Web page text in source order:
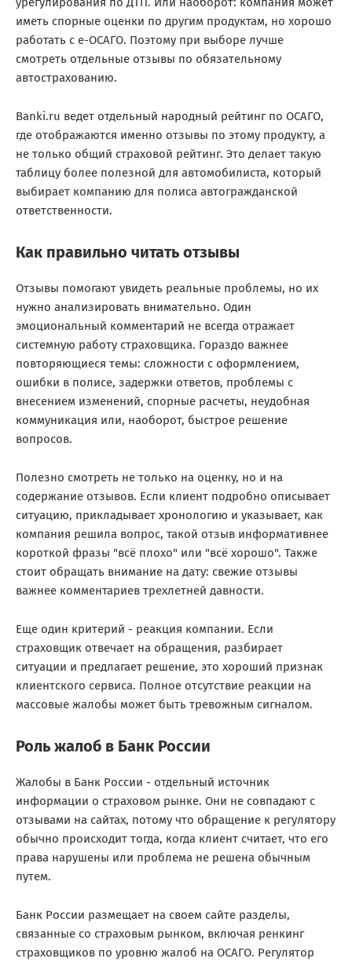
иметь спорные оценки по другим продуктам, но хорошо
работать с е-ОСАГО. Поэтому при выборе лучше
смотреть отдельные отзывы по обязательному
автострахованию.
Banki.ru ведет отдельный народный рейтинг по ОСАГО,
где отображаются именно отзывы по этому продукту, а
не только общий страховой рейтинг. Это делает такую
таблицу более полезной для автомобилиста, который
выбирает компанию для полиса автогражданской
ответственности.
Как правильно читать отзывы
Отзывы помогают увидеть реальные проблемы, но их
нужно анализировать внимательно. Один
эмоциональный комментарий не всегда отражает
системную работу страховщика. Гораздо важнее
повторяющиеся темы: сложности с оформлением,
ошибки в полисе, задержки ответов, проблемы с
внесением изменений, спорные расчеты, неудобная
коммуникация или, наоборот, быстрое решение
вопросов.
Полезно смотреть не только на оценку, но и на
содержание отзывов. Если клиент подробно описывает
ситуацию, прикладывает хронологию и указывает, как
компания решила вопрос, такой отзыв информативнее
короткой фразы "всё плохо" или "всё хорошо". Также
стоит обращать внимание на дату: свежие отзывы
важнее комментариев трехлетней давности.
Еще один критерий - реакция компании. Если
страховщик отвечает на обращения, разбирает
ситуации и предлагает решение, это хороший признак
клиентского сервиса. Полное отсутствие реакции на
массовые жалобы может быть тревожным сигналом.
Роль жалоб в Банк России
Жалобы в Банк России - отдельный источник
информации о страховом рынке. Они не совпадают с
отзывами на сайтах, потому что обращение к регулятору
обычно происходит тогда, когда клиент считает, что его
права нарушены или проблема не решена обычным
путем.
Банк России размещает на своем сайте разделы,
связанные со страховым рынком, включая ренкинг
страховщиков по уровню жалоб на ОСАГО. Регулятор